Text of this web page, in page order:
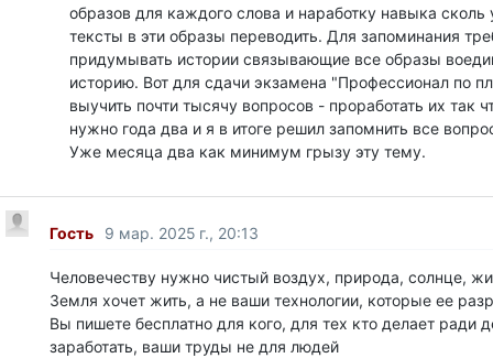
образов для каждого слова и наработку навыка сколь
тексты в эти образы переводить. Для запоминания
придумывать истории связывающие все образы
историю. Вот для сдачи экзамена "Профессионал по
выучить почти тысячу вопросов - проработать их так
нужно года два и я в итоге решил запомнить все
Уже месяца два как минимум грызу эту тему.
Гость 9 мар. 2025 г., 20:13
Человечеству нужно чистый воздух, природа, солнце,
Земля хочет жить, а не ваши технологии, которые ее
Вы пишете бесплатно для кого, для тех кто делает ради
заработать, ваши труды не для людей